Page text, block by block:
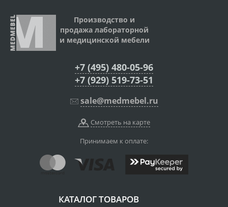
Производство и
продажа лабораторной
и медицинской мебели
+7 (495) 480-05-96
+7 (929) 519-73-51
sale@medmebel.ru
Смотреть на карте
Принимаем к оплате:
КАТАЛОГ ТОВАРОВ